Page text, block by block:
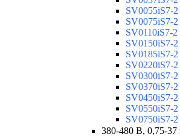
SV0055iS7-2
SV0075iS7-2
SV0110iS7-2
SV0150iS7-2
SV0185iS7-2
SV0220iS7-2
SV0300iS7-2
SV0370iS7-2
SV0450iS7-2
SV0550iS7-2
SV0750iS7-2
380-480 В, 0,75-37